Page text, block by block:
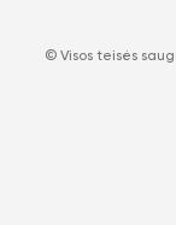
© Visos teisės